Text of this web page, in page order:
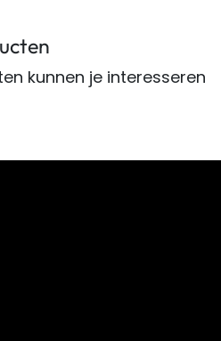
kunnen je interesseren